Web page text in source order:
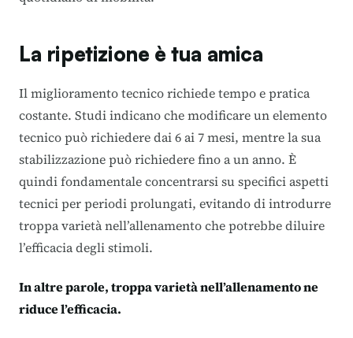
La ripetizione è tua amica
Il miglioramento tecnico richiede tempo e pratica
costante. Studi indicano che modificare un elemento
tecnico può richiedere dai 6 ai 7 mesi, mentre la sua
stabilizzazione può richiedere fino a un anno. È
quindi fondamentale concentrarsi su specifici aspetti
tecnici per periodi prolungati, evitando di introdurre
troppa varietà nell’allenamento che potrebbe diluire
l’efficacia degli stimoli.
In altre parole, troppa varietà nell’allenamento ne
riduce l’efficacia.